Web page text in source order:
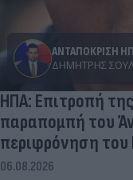
ΑΝΤΑΠΟΚΡΙΣΗ
ΔΗΜΉΤΡΗΣ
ΗΠΑ: Επιτροπή
παραπομπή του
περιφρόνηση του
06.08.2026